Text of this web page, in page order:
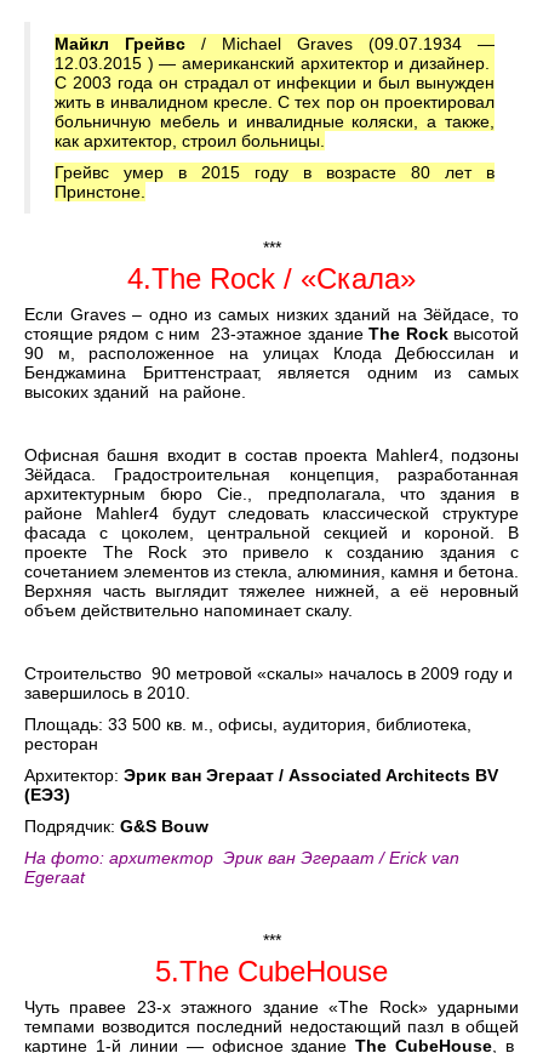
Майкл Грейвс / Michael Graves (09.07.1934 —
12.03.2015 ) — американский архитектор и дизайнер.
С 2003 года он страдал от инфекции и был вынужден
жить в инвалидном кресле. С тех пор он проектировал
больничную мебель и инвалидные коляски, а также,
как архитектор, строил больницы.
Грейвс умер в 2015 году в возрасте 80 лет в
Принстоне.
***
4.The Rock / «Скала»
Если Graves – одно из самых низких зданий на Зёйдасе, то
стоящие рядом с ним 23-этажное зданиеThe Rockвысотой
90 м, расположенное на улицах Клода Дебюссилан и
Бенджамина Бриттенстраат, является одним из самых
высоких зданий на районе.
Офисная башня входит в состав проекта Mahler4, подзоны
Зёйдаса. Градостроительная концепция, разработанная
архитектурным бюро Cie., предполагала, что здания в
районе Mahler4 будут следовать классической структуре
фасада с цоколем, центральной секцией и короной. В
проекте The Rock это привело к созданию здания с
сочетанием элементов из стекла, алюминия, камня и бетона.
Верхняя часть выглядит тяжелее нижней, а её неровный
объем действительно напоминает скалу.
Строительство 90 метровой «скалы» началось в 2009 году и
завершилось в 2010.
Площадь: 33 500 кв. м., офисы, аудитория, библиотека,
ресторан
Архитектор: Эрик ван Эгераат / Associated Architects BV
(ЕЭЗ)
Подрядчик: G&S Bouw
На фото: архитектор Эрик ван Эгераат / Erick van
Egeraat
***
5.The CubeHouse
Чуть правее 23-х этажного здание «The Rock» ударными
темпами возводится последний недостающий пазл в общей
картине 1-й линии — офисное зданиеThe CubeHouse, в